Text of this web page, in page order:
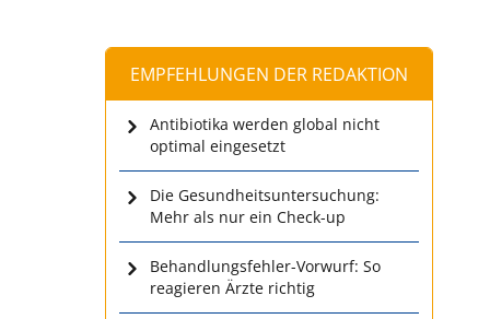
EMPFEHLUNGEN DER REDAKTION
Antibiotika werden global nicht
optimal eingesetzt
Die Gesundheitsuntersuchung:
Mehr als nur ein Check-up
Behandlungsfehler-Vorwurf: So
reagieren Ärzte richtig